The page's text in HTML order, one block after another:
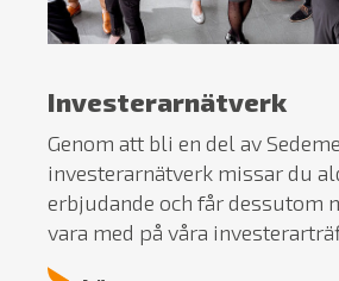
Investerarnätverk
Genom att bli en del av
investerarnätverk missar du
erbjudande och får dessutom
vara med på våra